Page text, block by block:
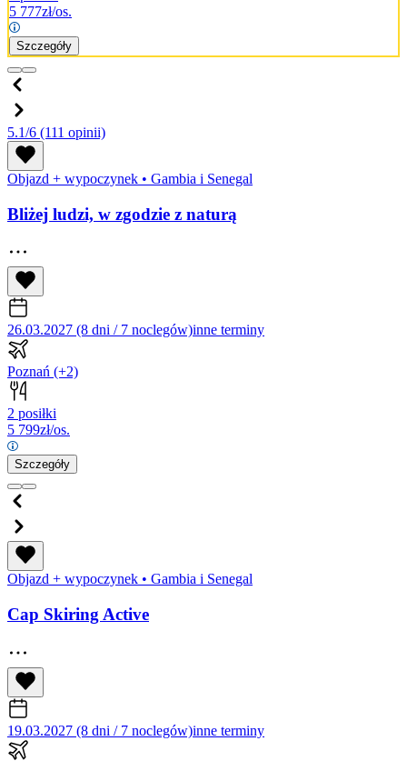
5 777zł/os.
Szczegóły
5.1/6 (111 opinii)
Objazd + wypoczynek • Gambia i Senegal
Bliżej ludzi, w zgodzie z naturą
26.03.2027 (8 dni / 7 noclegów)inne terminy
Poznań (+2)
2 posiłki
5 799zł/os.
Szczegóły
Objazd + wypoczynek • Gambia i Senegal
Cap Skiring Active
19.03.2027 (8 dni / 7 noclegów)inne terminy